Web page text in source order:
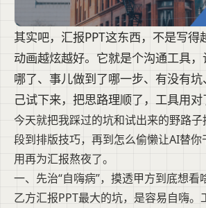
其实吧，汇报PPT这东西，不是写得
动画越炫越好。它就是个沟通工具
哪了、事儿做到了哪一步、有没有
己试下来，把思路理顺了，工具用对
今天就把我踩过的坑和试出来的野路
段到排版技巧，再到怎么偷懒让AI替你
用再为汇报熬夜了。
一、先治“自嗨病”，摸透甲方到底想看
乙方汇报PPT最大的坑，是容易自嗨。